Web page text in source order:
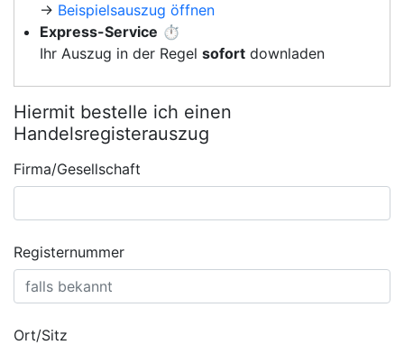
→ Beispielsauszug öffnen
Express-Service ⏱️
Ihr Auszug in der Regel sofort downladen
Hiermit bestelle ich einen
Handelsregisterauszug
Firma/Gesellschaft
Registernummer
Ort/Sitz